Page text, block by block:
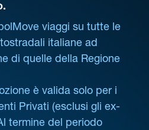
viaggi su tutte le
italiane ad
di quelle della Regione
è valida solo per i
Privati (esclusi gli ex-
termine del periodo